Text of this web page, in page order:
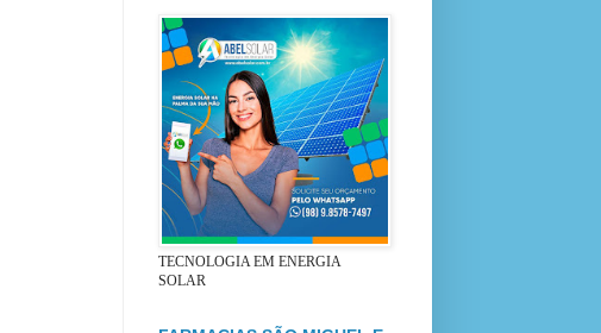
TECNOLOGIA EM ENERGIA
SOLAR